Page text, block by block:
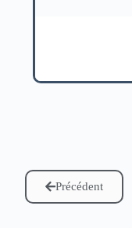
Précédent